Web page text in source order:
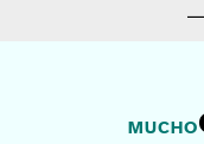
MUCHO